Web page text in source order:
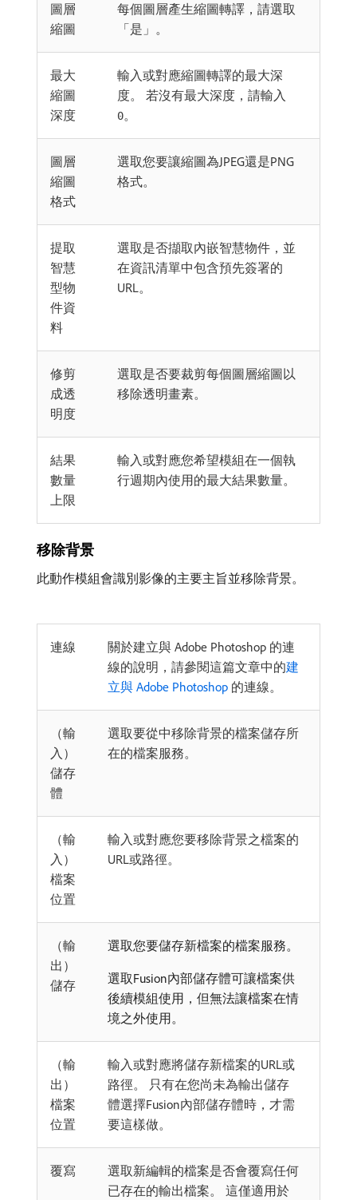
圖層
縮圖
每個圖層產生縮圖轉譯，請選取
「是」。
最大
縮圖
深度
輸入或對應縮圖轉譯的最大深
度。 若沒有最大深度，請輸入
0。
圖層
縮圖
格式
選取您要讓縮圖為JPEG還是PNG
格式。
提取
智慧
型物
件資
料
選取是否擷取內嵌智慧物件，並
在資訊清單中包含預先簽署的
URL。
修剪
成透
明度
選取是否要裁剪每個圖層縮圖以
移除透明畫素。
結果
數量
上限
輸入或對應您希望模組在一個執
行週期內使用的最大結果數量。
移除背景
此動作模組會識別影像的主要主旨並移除背景。
連線
關於建立與 Adobe Photoshop 的連
線的說明，請參閱這篇文章中的建
立與 Adobe Photoshop 的連線。
（輸
入）
儲存
體
選取要從中移除背景的檔案儲存所
在的檔案服務。
（輸
入）
檔案
位置
輸入或對應您要移除背景之檔案的
URL或路徑。
（輸
出）
儲存
選取您要儲存新檔案的檔案服務。
選取Fusion內部儲存體可讓檔案供
後續模組使用，但無法讓檔案在情
境之外使用。
（輸
出）
檔案
位置
輸入或對應將儲存新檔案的URL或
路徑。 只有在您尚未為輸出儲存
體選擇Fusion內部儲存體時，才需
要這樣做。
覆寫
選取新編輯的檔案是否會覆寫任何
已存在的輸出檔案。 這僅適用於